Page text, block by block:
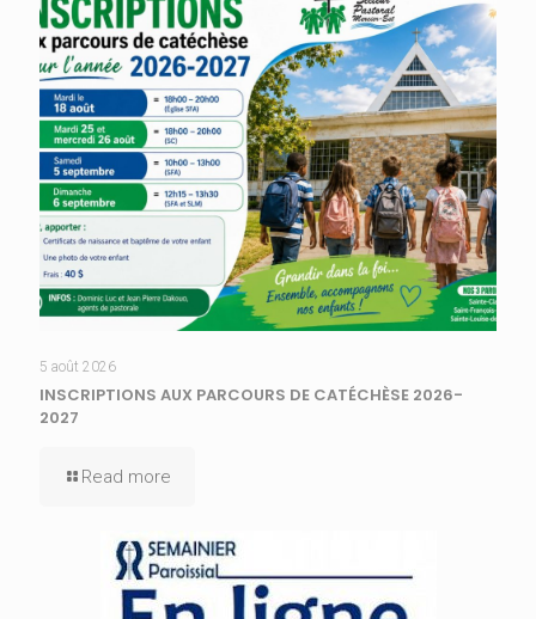
5 août 2026
INSCRIPTIONS AUX PARCOURS DE CATÉCHÈSE 2026-
2027
Read more